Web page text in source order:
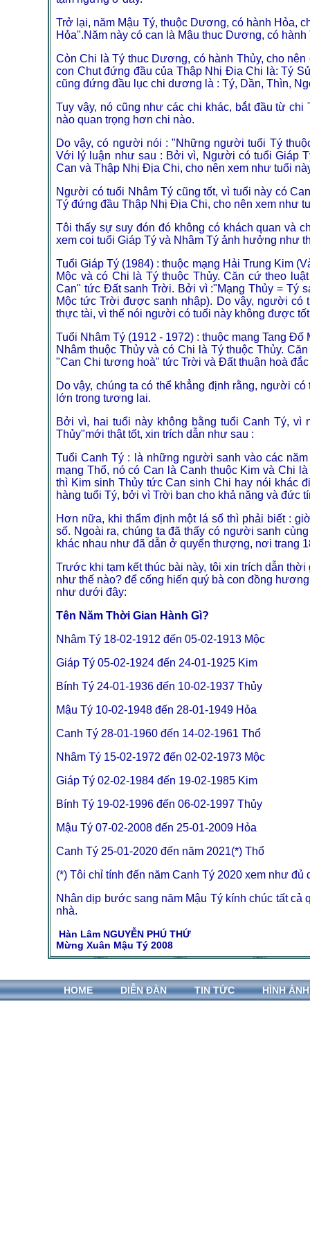
Trở lại, năm Mậu Tý, thuộc Dương, có hành Hỏa,
Hỏa".Năm này có can là Mậu thuc Dương, có
Còn Chi là Tý thuc Dương, có hành Thủy, cho
con Chut đứng đầu của Thập Nhị Điạ Chi là: Tý
cũng đứng đầu lục chi dương là : Tý, Dần, Thìn,
Tuy vậy, nó cũng như các chi khác, bắt đầu từ
nào quan trọng hơn chi nào.
Do vậy, có người nói : "Những người tuổi Tý
Với lý luận như sau : Bởi vì, Người có tuổi Giáp
Can và Thập Nhị Địa Chi, cho nên xem như tuổi
Người có tuổi Nhâm Tý cũng tốt, vì tuổi này có
Tý đứng đầu Thập Nhị Địa Chi, cho nên xem như
Tôi thấy sự suy đón đó không có khách quan và
xem coi tuổi Giáp Tý và Nhâm Tý ảnh hưởng như
Tuổi Giáp Tý (1984) : thuộc mạng Hải Trung Kim
Mộc và có Chi là Tý thuộc Thủy. Căn cứ theo
Can" tức Đất sanh Trời. Bởi vì :"Mạng Thủy = Tý
Mộc tức Trời được sanh nhập). Do vậy, người
thực tài, vì thế nói người có tuổi này không được
Tuổi Nhâm Tý (1912 - 1972) : thuộc mạng Tang
Nhâm thuộc Thủy và có Chi là Tý thuộc Thủy.
"Can Chi tương hoà" tức Trời và Đất thuận hoà đắc
Do vậy, chúng ta có thể khẳng định rằng, người
lớn trong tương lai.
Bởi vì, hai tuổi này không bằng tuổi Canh Tý,
Thủy"mới thật tốt, xin trích dẫn như sau :
Tuổi Canh Tý : là những người sanh vào các
mạng Thổ, nó có Can là Canh thuộc Kim và Chi
thì Kim sinh Thủy tức Can sinh Chi hay nói khác
hàng tuổi Tý, bởi vì Trời ban cho khả năng và đức
Hơn nữa, khi thẩm định một lá số thì phải biết :
số. Ngoài ra, chúng ta đã thấy có người sanh
khác nhau như đã dẫn ở quyển thượng, nơi trang
Trước khi tạm kết thúc bài này, tôi xin trích dẫn
như thế nào? để cống hiến quý bà con đồng
như dưới đây:
Tên Năm Thời Gian Hành Gì?
Nhâm Tý 18-02-1912 đến 05-02-1913 Mộc
Giáp Tý 05-02-1924 đến 24-01-1925 Kim
Bính Tý 24-01-1936 đến 10-02-1937 Thủy
Mậu Tý 10-02-1948 đến 28-01-1949 Hỏa
Canh Tý 28-01-1960 đến 14-02-1961 Thổ
Nhâm Tý 15-02-1972 đến 02-02-1973 Mộc
Giáp Tý 02-02-1984 đến 19-02-1985 Kim
Bính Tý 19-02-1996 đến 06-02-1997 Thủy
Mậu Tý 07-02-2008 đến 25-01-2009 Hỏa
Canh Tý 25-01-2020 đến năm 2021(*) Thổ
(*) Tôi chỉ tính đến năm Canh Tý 2020 xem như
Nhân dịp bước sang năm Mậu Tý kính chúc tất
nhà.
Hàn Lâm NGUYỄN PHÚ THỨ
Mừng Xuân Mậu Tý 2008
HOME DIỄN ĐÀN TIN TỨC HÌNH ẢNH